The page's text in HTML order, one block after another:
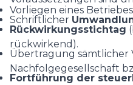
Vorliegen eines Betriebes
Schriftlicher
Rückwirkungsstichtag
rückwirkend).
Übertragung sämtlicher
Nachfolgegesellschaft
Fortführung der